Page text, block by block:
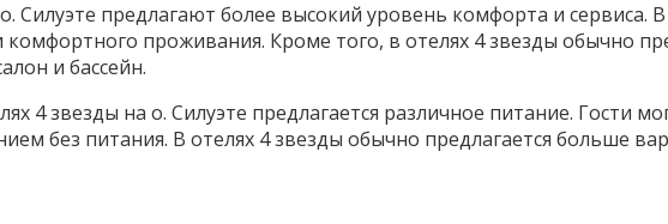
Силуэте предлагают более высокий уровень комфорта и сервиса.
проживания. Кроме того, в отелях 4 звезды обычно
и бассейн.
4 звезды на о. Силуэте предлагается различное питание. Гости
без питания. В отелях 4 звезды обычно предлагается больше